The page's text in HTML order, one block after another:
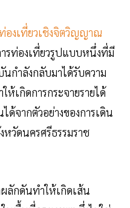
องเที่ยวเชิงจิตวิญญาณ
รท่องเที่ยวรูปแบบหนึ่งที่มี
กำลังกลับมาได้รับความ
ห้เกิดการกระจายรายได้
ด้จากตัวอย่างของการเดิน
หวัดนครศรีธรรมราช
ลักดันทำให้เกิดเส้น